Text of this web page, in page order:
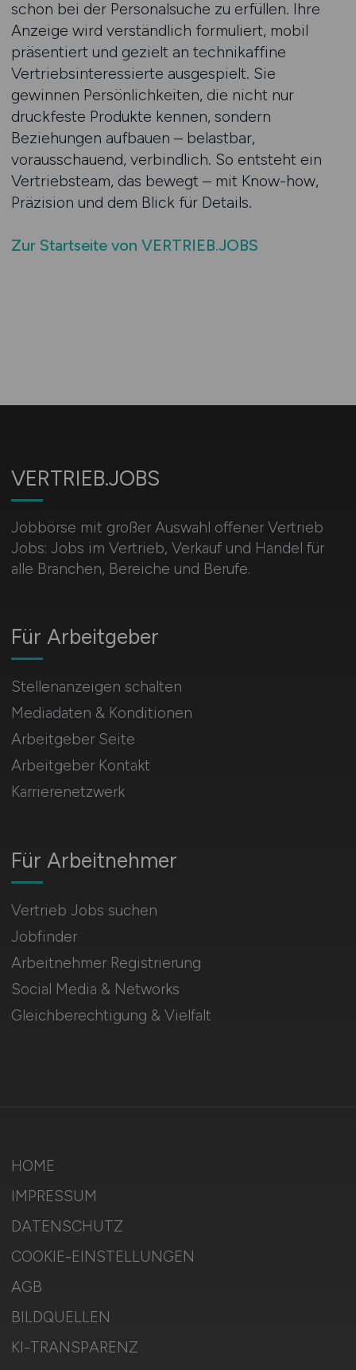
schon bei der Personalsuche zu erfüllen. Ihre
Anzeige wird verständlich formuliert, mobil
präsentiert und gezielt an technikaffine
Vertriebsinteressierte ausgespielt. Sie
gewinnen Persönlichkeiten, die nicht nur
druckfeste Produkte kennen, sondern
Beziehungen aufbauen – belastbar,
vorausschauend, verbindlich. So entsteht ein
Vertriebsteam, das bewegt – mit Know-how,
Präzision und dem Blick für Details.
Zur Startseite von VERTRIEB.JOBS
VERTRIEB.JOBS
Jobbörse mit großer Auswahl offener Vertrieb
Jobs: Jobs im Vertrieb, Verkauf und Handel für
alle Branchen, Bereiche und Berufe.
Für Arbeitnehmer
Vertrieb Jobs suchen
Jobfinder
Arbeitnehmer Registrierung
Social Media & Networks
Gleichberechtigung & Vielfalt
Für Arbeitgeber
Stellenanzeigen schalten
Mediadaten & Konditionen
Arbeitgeber Seite
Arbeitgeber Kontakt
Karrierenetzwerk
HOME
IMPRESSUM
DATENSCHUTZ
COOKIE-EINSTELLUNGEN
AGB
BILDQUELLEN
KI-TRANSPARENZ